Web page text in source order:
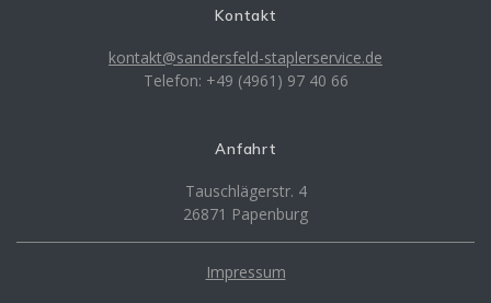
Kontakt
kontakt@sandersfeld-staplerservice.de
Telefon: +49 (4961) 97 40 66
Anfahrt
Tauschlägerstr. 4
26871 Papenburg
Impressum